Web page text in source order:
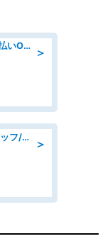
＞
組立・組付け/未経験OK/高収入/日払いOK/寮費無料/交替制
＞
日払いOKで即日収入/キッチンスタッフ/「原付免許必須」デリバリー業務など、自己成長可能な幅広い仕事に挑戦!髪型自由&ピアス・ネイルOK/茨城県/水戸市